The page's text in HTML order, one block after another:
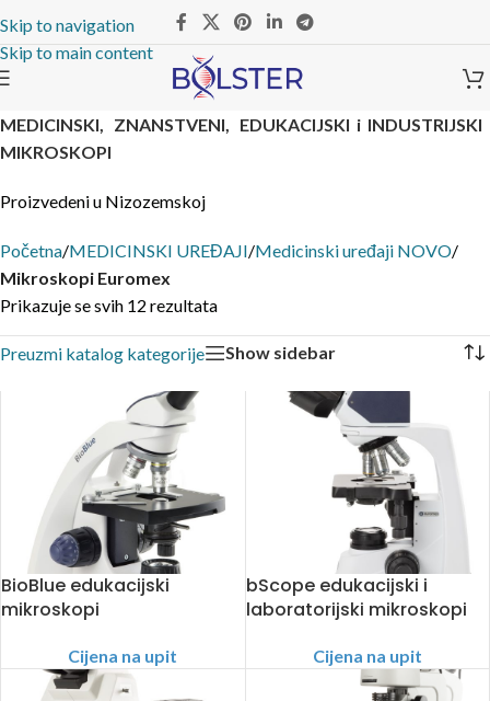
Skip to navigation
Skip to main content
MEDICINSKI, ZNANSTVENI, EDUKACIJSKI i INDUSTRIJSKI
MIKROSKOPI
Proizvedeni u Nizozemskoj
Početna/MEDICINSKI UREĐAJI/Medicinski uređaji NOVO/
Mikroskopi Euromex
Prikazuje se svih 12 rezultata
Preuzmi katalog kategorije Show sidebar
BioBlue edukacijski
mikroskopi
Cijena na upit
bScope edukacijski i
laboratorijski mikroskopi
Cijena na upit